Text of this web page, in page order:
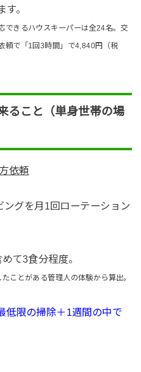
。
きるハウスキーパーは全24名。交
頼で「1回3時間」で4,840円（税
ること（単身世帯の場
依頼
ングを月1回ローテーション
て3食分程度。
ことがある管理人の体験から算出。
低限の掃除＋1週間の中で